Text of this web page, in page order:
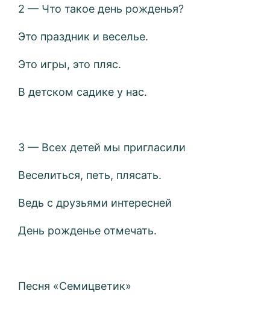
2 — Что такое день рожденья?
Это праздник и веселье.
Это игры, это пляс.
В детском садике у нас.
3 — Всех детей мы пригласили
Веселиться, петь, плясать.
Ведь с друзьями интересней
День рожденье отмечать.
Песня «Семицветик»